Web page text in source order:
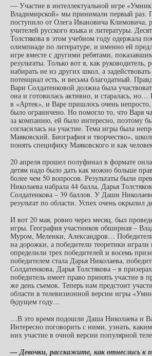
— Участие в интеллектуальной игре
Владимирской» мы принимали первый раз.
поступило от Олега Ивановича Климовича,
учителей русского языка и литературы.
Толстякова в этом учебном году одержала
олимпиаде по литературе, и именно ей
игре вместе с другими ребятами,
результаты. Только вот я, как руководитель,
набирать не из других школ, а
потенциал есть, и весьма благодатный.
Вари Солдатенковой должна была
она и готовилась активно, и старалась, но…
в «Артек», и Варе пришлось очень
было ограничено. Но помогло то, что Варя
за компанию, ей было интересно, поэтому
согласилась на участие. Тема игры была
Маяковский. Биография и творчество»,
понять специфику Маяковского и как
20 апреля прошел полуфинал в формате
детям надо было дать как можно больше
более чем 50 вопросов. Результаты были
Николаева набрала 44 балла, Дарья
Солдатенкова – 39 баллов. У Даши
результат по области. Успех очень окрылил
И вот 20 мая, ровно через месяц, был
игры. География участников обширная –
Муром, Меленки, Александров…
на дорожки, а победители теоретики
определили трех победителей и восемь
победителем стала Дарья Николаева,
Солдатенкова, Дарья Толстякова – в
победитель имеет право принять участие в
же день съемок. Теперь нам предстоит
области в телевизионной версии игры
будущем году…
…В это время подошли Даша Николаева и
Интересно поговорить с ними, узнать,
них участие в очной версии популярной
— Девочки, расскажите, как отнеслись к